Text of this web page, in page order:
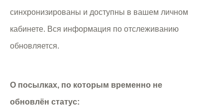
синхронизированы и доступны в вашем личном
кабинете. Вся информация по отслеживанию
обновляется.
О посылках, по которым временно не
обновлён статус: